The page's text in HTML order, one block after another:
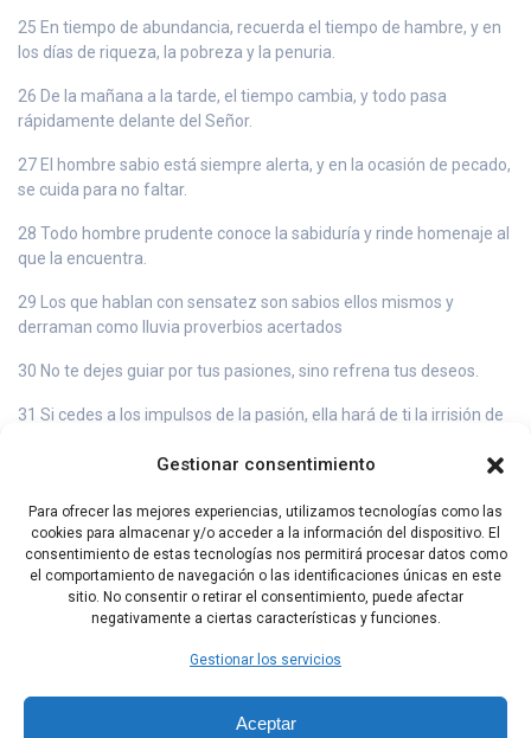
Gestionar consentimiento
Para ofrecer las mejores experiencias, utilizamos tecnologías como las
cookies para almacenar y/o acceder a la información del dispositivo. El
consentimiento de estas tecnologías nos permitirá procesar datos como
el comportamiento de navegación o las identificaciones únicas en este
sitio. No consentir o retirar el consentimiento, puede afectar
negativamente a ciertas características y funciones.
Gestionar los servicios
Aceptar
25 En tiempo de abundancia, recuerda el tiempo de hambre, y en
los días de riqueza, la pobreza y la penuria.
26 De la mañana a la tarde, el tiempo cambia, y todo pasa
rápidamente delante del Señor.
27 El hombre sabio está siempre alerta, y en la ocasión de pecado,
se cuida para no faltar.
28 Todo hombre prudente conoce la sabiduría y rinde homenaje al
que la encuentra.
29 Los que hablan con sensatez son sabios ellos mismos y
derraman como lluvia proverbios acertados
30 No te dejes guiar por tus pasiones, sino refrena tus deseos.
31 Si cedes a los impulsos de la pasión, ella hará de ti la irrisión de
endeudes para pagar lo que ellos cuestan.
33 No te empobrezcas yendo de fiesta con dinero prestado,
cuando no tienes nada en el bolsillo.
Capítulo Anterior Capítulo Siguiente